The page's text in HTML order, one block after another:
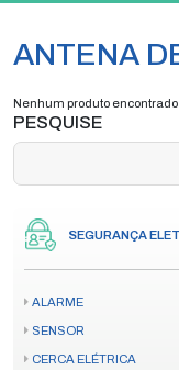
PESQUISE
SEGURANÇA
ALARME
SENSOR
CERCA ELÉTRICA
ANTENA
Nenhum produto encontrado